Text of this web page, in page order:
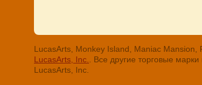
LucasArts, Monkey Island, Maniac
LucasArts, Inc.
. Все другие торговые
LucasArts, Inc.